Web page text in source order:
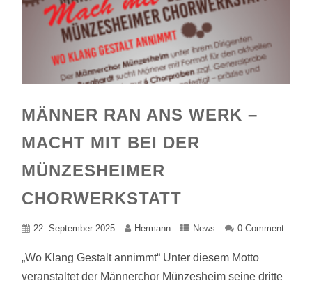
MÄNNER RAN ANS WERK –
MACHT MIT BEI DER
MÜNZESHEIMER
CHORWERKSTATT
22. September 2025 Hermann News 0 Comment
„Wo Klang Gestalt annimmt“ Unter diesem Motto
veranstaltet der Männerchor Münzesheim seine dritte